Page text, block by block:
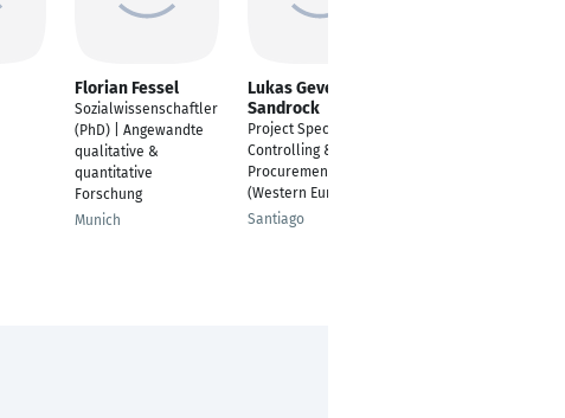
Florian Fessel
Sozialwissenschaftler
(PhD) | Angewandte
qualitative &
quantitative
Forschung
Munich
Lukas Gevert
Sandrock
Project Specialist
Controlling &
Procurement
(Western Europe)
Santiago